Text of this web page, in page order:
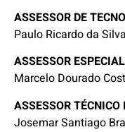
ASSESSOR DE
Paulo Ricardo da
ASSESSOR ESPECIAL
Marcelo Dourado
ASSESSOR TÉCNICO I
Josemar Santiago